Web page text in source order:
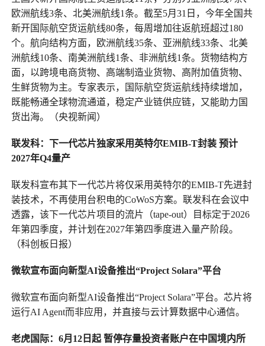
欧洲航线3条、北美洲航线1条。截至5月31日，今年全国共
新开国际航空货运航线80条，每周增加往返航班超过180
个。航向结构方面，欧洲航线35条、亚洲航线33条、北美
洲航线10条、南美洲航线1条、非洲航线1条。货物结构方
面，以跨境电商货物、高端制造业货物、高附加值货物、
生鲜货物为主。专家表示，国际航空货运航线持续增加，
既能畅通全球物流通道，稳定产业链供应链，又能助力国
货出海。（央视新闻）
联发科：下一代芯片独家采用英特尔EMIB-T封装 预计
2027年Q4量产
联发科宣布其下一代芯片将仅采用英特尔的EMIB-T先进封
装技术，不再使用台积电的CoWoS方案。联发科在会议中
透露，该下一代芯片项目的流片（tape-out）目标定于2026
年第四季度，并计划在2027年第四季度进入量产阶段。
（科创板日报）
微软宣布面向新型AI设备推出“Project Solara”平台
微软宣布面向新型AI设备推出“Project Solara”平台。芯片将
运行AI Agent而非应用，并直接与云计算数据中心通信。
老虎国际：6月12日起 暂停存量投资者账户在中国境内所